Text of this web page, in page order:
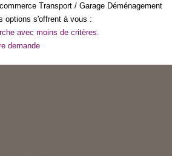
MÉTIERS
Nos Métiers
Trimestrielles
Transport / Garage Déménagement
options s'offrent à vous :
avec moins de critères.
demande